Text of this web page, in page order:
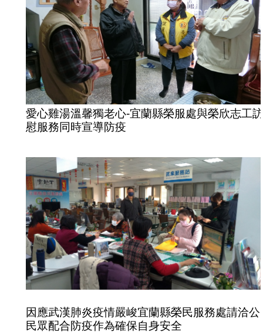
愛心雞湯溫馨獨老心-宜蘭縣榮服處與榮欣志工訪
慰服務同時宣導防疫
因應武漢肺炎疫情嚴峻宜蘭縣榮民服務處請洽公
民眾配合防疫作為確保自身安全